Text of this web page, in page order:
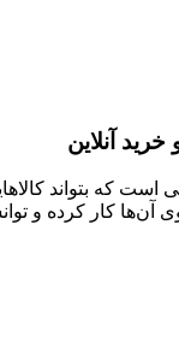
آنلاین
است که بتواند
کار کرده و